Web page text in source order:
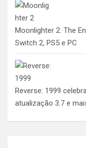
Moonlighter 2: The
Switch 2, PS5 e PC
Reverse: 1999
atualização 3.7 e